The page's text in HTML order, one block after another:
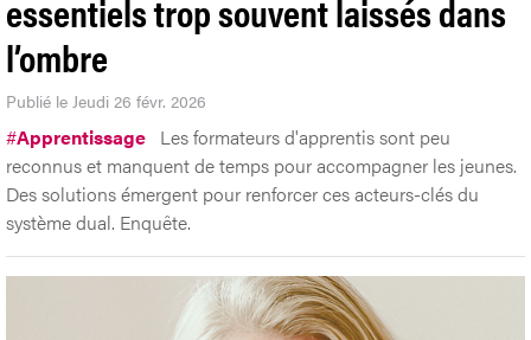
essentiels trop souvent laissés dans
l’ombre
Publié le Jeudi 26 févr. 2026
#Apprentissage Les formateurs d'apprentis sont peu
reconnus et manquent de temps pour accompagner les jeunes.
Des solutions émergent pour renforcer ces acteurs-clés du
système dual. Enquête.